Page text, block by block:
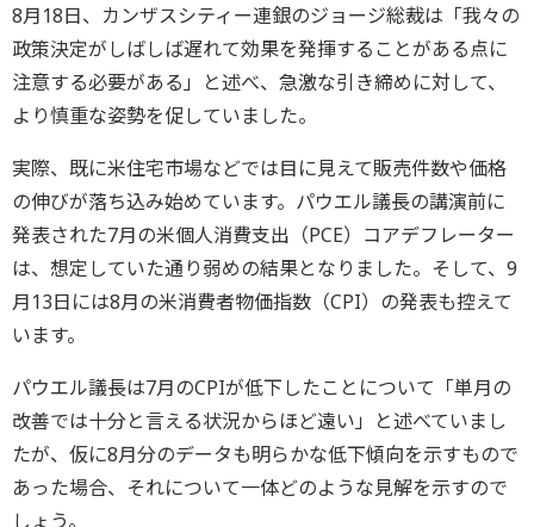
8月18日、カンザスシティー連銀のジョージ総裁は「我々の
政策決定がしばしば遅れて効果を発揮することがある点に
注意する必要がある」と述べ、急激な引き締めに対して、
より慎重な姿勢を促していました。
実際、既に米住宅市場などでは目に見えて販売件数や価格
の伸びが落ち込み始めています。パウエル議長の講演前に
発表された7月の米個人消費支出（PCE）コアデフレーター
は、想定していた通り弱めの結果となりました。そして、9
月13日には8月の米消費者物価指数（CPI）の発表も控えて
います。
パウエル議長は7月のCPIが低下したことについて「単月の
改善では十分と言える状況からほど遠い」と述べていまし
たが、仮に8月分のデータも明らかな低下傾向を示すもので
あった場合、それについて一体どのような見解を示すので
しょう。